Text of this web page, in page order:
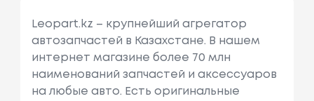
Leopart.kz – крупнейший агрегатор
автозапчастей в Казахстане. В нашем
интернет магазине более 70 млн
наименований запчастей и аксессуаров
на любые авто. Есть оригинальные